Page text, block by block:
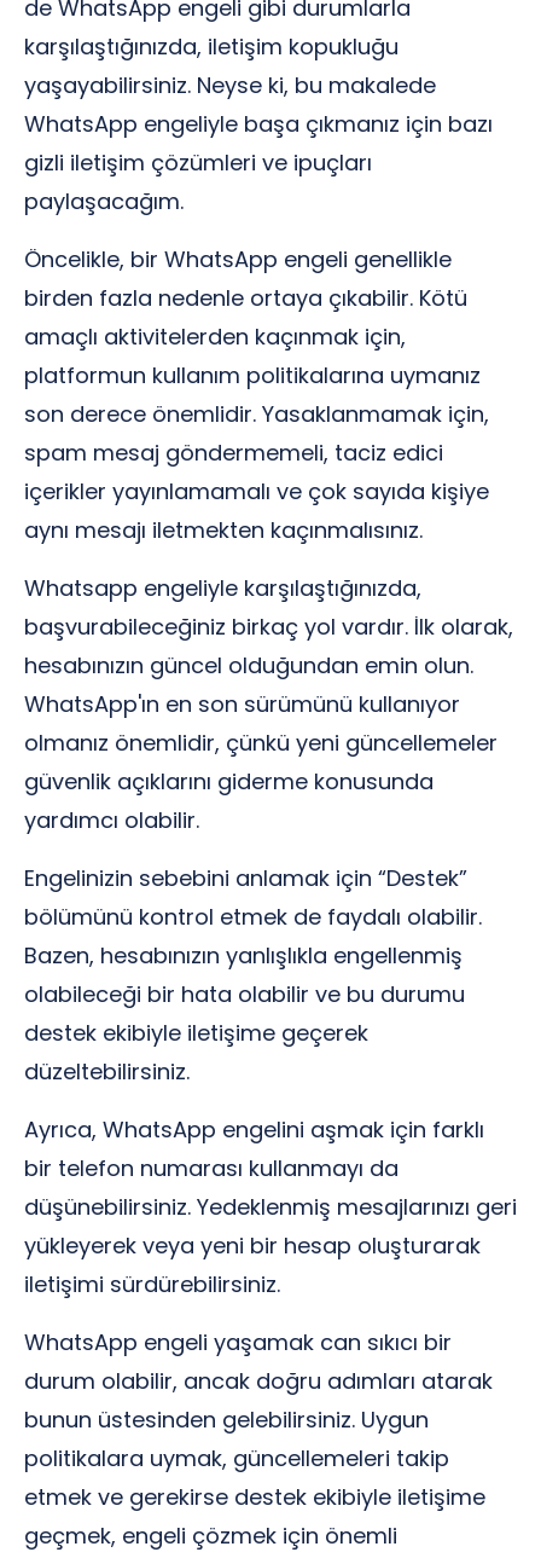
de WhatsApp engeli gibi durumlarla
karşılaştığınızda, iletişim kopukluğu
yaşayabilirsiniz. Neyse ki, bu makalede
WhatsApp engeliyle başa çıkmanız için bazı
gizli iletişim çözümleri ve ipuçları
paylaşacağım.
Öncelikle, bir WhatsApp engeli genellikle
birden fazla nedenle ortaya çıkabilir. Kötü
amaçlı aktivitelerden kaçınmak için,
platformun kullanım politikalarına uymanız
son derece önemlidir. Yasaklanmamak için,
spam mesaj göndermemeli, taciz edici
içerikler yayınlamamalı ve çok sayıda kişiye
aynı mesajı iletmekten kaçınmalısınız.
Whatsapp engeliyle karşılaştığınızda,
başvurabileceğiniz birkaç yol vardır. İlk olarak,
hesabınızın güncel olduğundan emin olun.
WhatsApp'ın en son sürümünü kullanıyor
olmanız önemlidir, çünkü yeni güncellemeler
güvenlik açıklarını giderme konusunda
yardımcı olabilir.
Engelinizin sebebini anlamak için “Destek”
bölümünü kontrol etmek de faydalı olabilir.
Bazen, hesabınızın yanlışlıkla engellenmiş
olabileceği bir hata olabilir ve bu durumu
destek ekibiyle iletişime geçerek
düzeltebilirsiniz.
Ayrıca, WhatsApp engelini aşmak için farklı
bir telefon numarası kullanmayı da
düşünebilirsiniz. Yedeklenmiş mesajlarınızı geri
yükleyerek veya yeni bir hesap oluşturarak
iletişimi sürdürebilirsiniz.
WhatsApp engeli yaşamak can sıkıcı bir
durum olabilir, ancak doğru adımları atarak
bunun üstesinden gelebilirsiniz. Uygun
politikalara uymak, güncellemeleri takip
etmek ve gerekirse destek ekibiyle iletişime
geçmek, engeli çözmek için önemli